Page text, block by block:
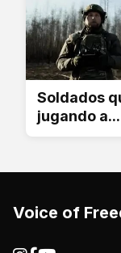
Soldados
jugando a...
Voice of